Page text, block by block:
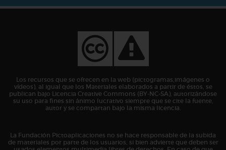
Los recursos que se ofrecen en la web (pictogramas,imágenes o
vídeos), al igual que los Materiales elaborados a partir de éstos, se
publican bajo Licencia Creative Commons (BY-NC-SA), autorizándose
su uso para fines sin ánimo lucrativo siempre que se cite la fuente,
autor y se compartan bajo la misma licencia.
La Fundación Pictoaplicaciones no se hace responsable de la subida
de materiales por parte de los usuarios, si bien advierte que deben ser